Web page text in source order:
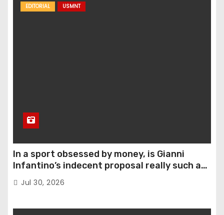
EDITORIAL USMNT
In a sport obsessed by money, is Gianni
Infantino’s indecent proposal really such a
surprise?
Jul 30, 2026